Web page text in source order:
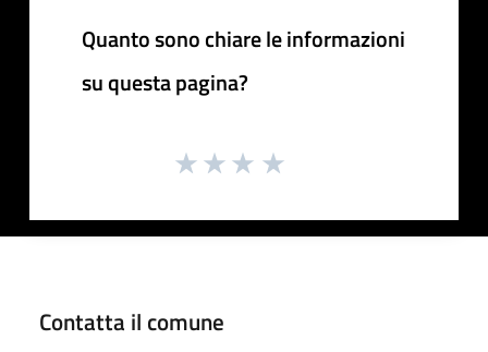
Quanto sono chiare le informazioni
su questa pagina?
Contatta il comune